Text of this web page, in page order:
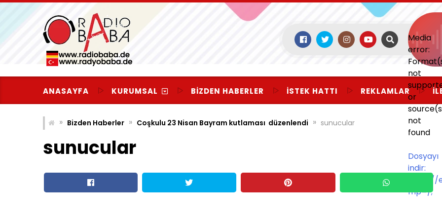
Skip
content
Media
error:
not
or
not
found
Dosyayı
indir:
mp=/;
ANASAYFA KURUMSAL BIZDEN HABERLER İSTEK HATTI REKLAMLAR
» Bizden Haberler » Coşkulu 23 Nisan Bayram kutlaması düzenlendi » sunucular
sunucular